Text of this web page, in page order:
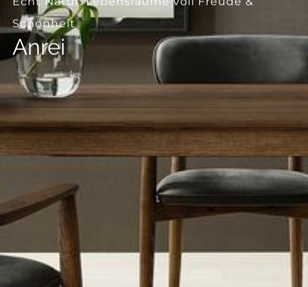
Schönheit
Anrei